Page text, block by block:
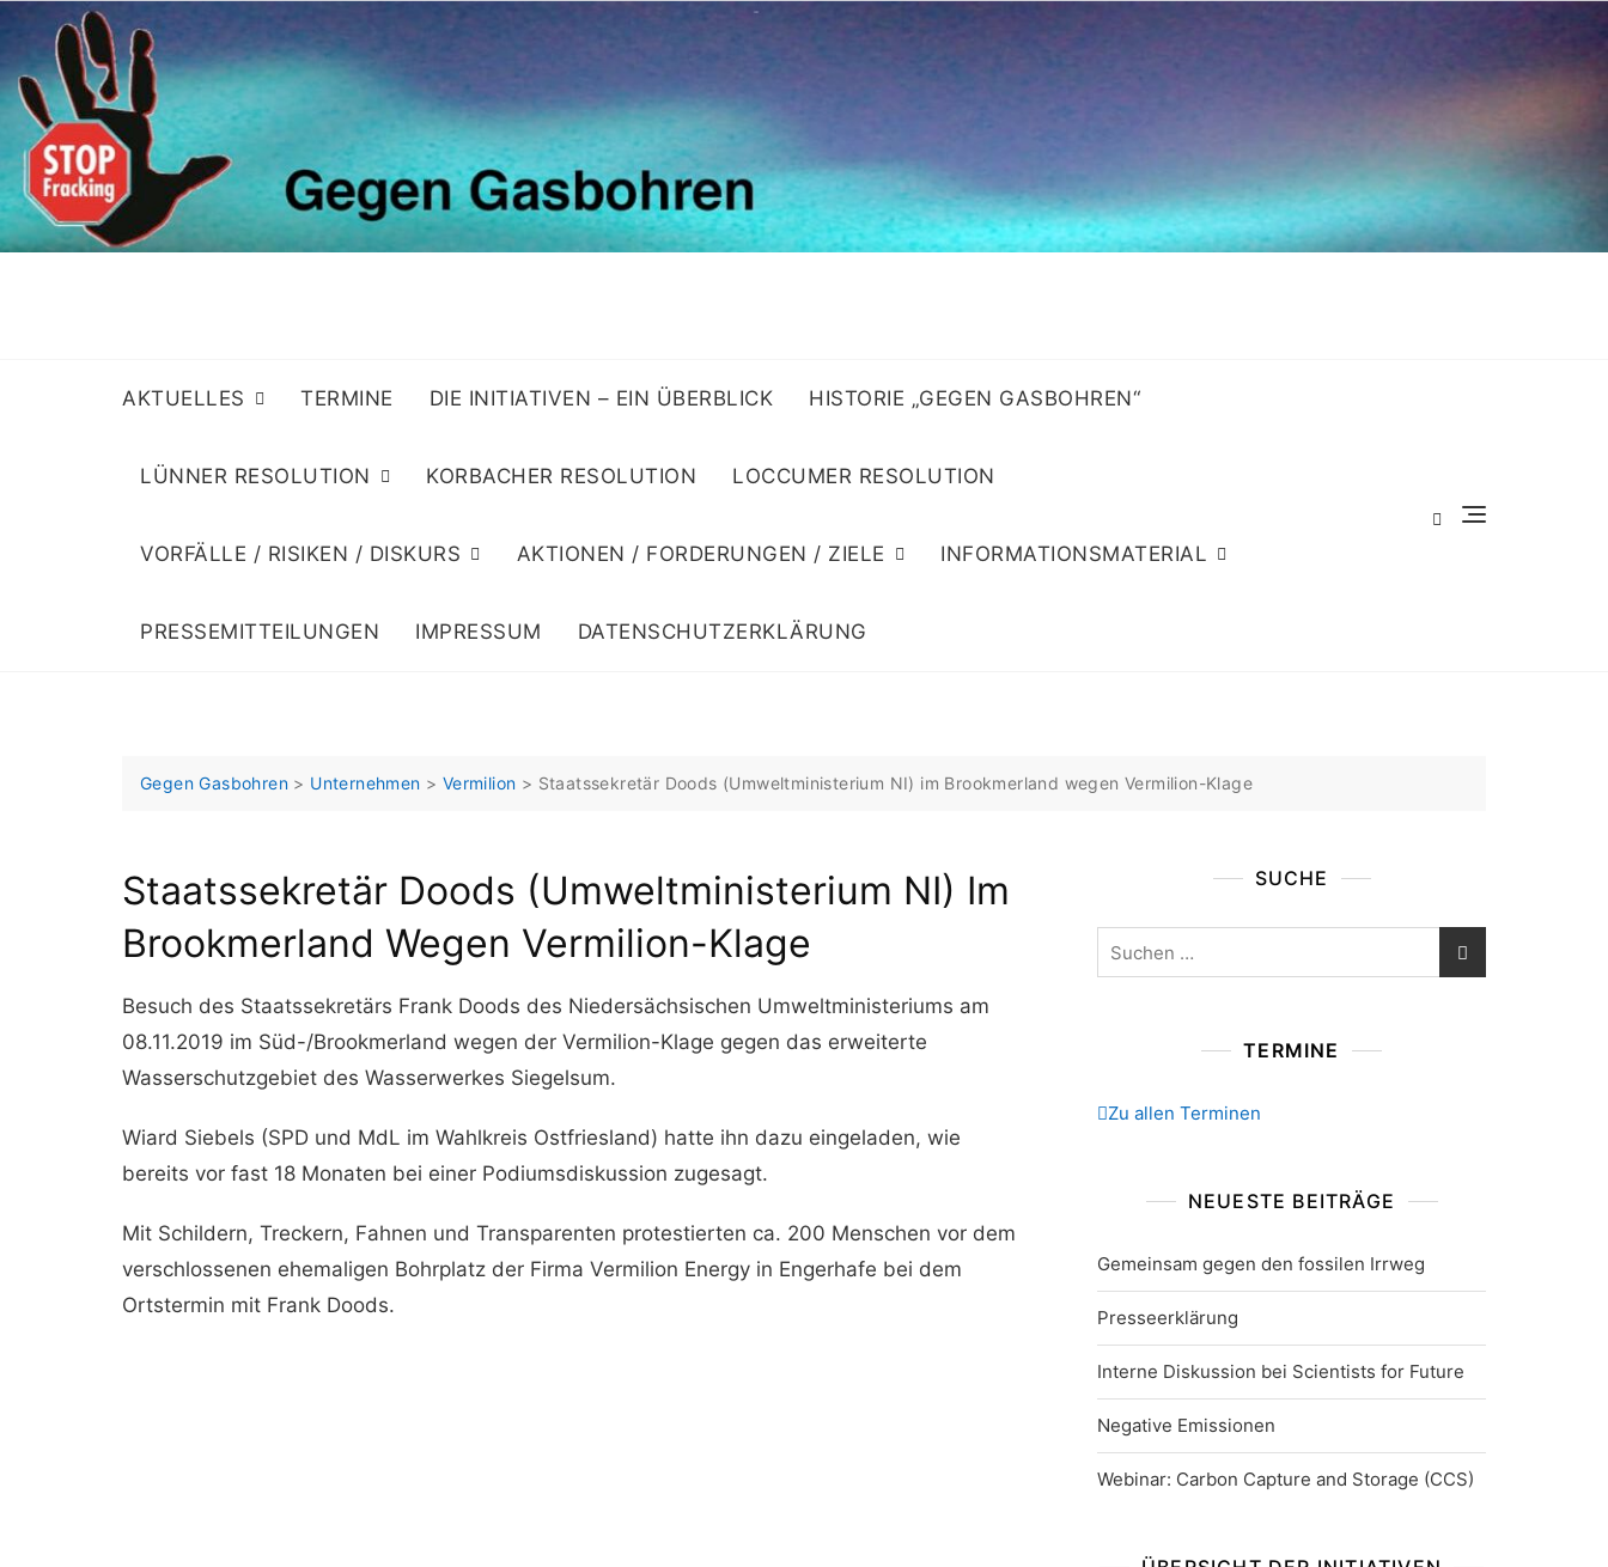
content
AKTUELLES TERMINE DIE INITIATIVEN – EIN ÜBERBLICK HISTORIE „GEGEN GASBOHREN“
LÜNNER RESOLUTION KORBACHER RESOLUTION LOCCUMER RESOLUTION
VORFÄLLE / RISIKEN / DISKURS AKTIONEN / FORDERUNGEN / ZIELE INFORMATIONSMATERIAL
PRESSEMITTEILUNGEN IMPRESSUM DATENSCHUTZERKLÄRUNG
Gegen Gasbohren > Unternehmen > Vermilion > Staatssekretär Doods (Umweltministerium NI) im Brookmerland wegen Vermilion-Klage
Staatssekretär Doods (Umweltministerium NI) Im
Brookmerland Wegen Vermilion-Klage
Besuch des Staatssekretärs Frank Doods des Niedersächsischen Umweltministeriums am
08.11.2019 im Süd-/Brookmerland wegen der Vermilion-Klage gegen das erweiterte
Wasserschutzgebiet des Wasserwerkes Siegelsum.
Wiard Siebels (SPD und MdL im Wahlkreis Ostfriesland) hatte ihn dazu eingeladen, wie
bereits vor fast 18 Monaten bei einer Podiumsdiskussion zugesagt.
Mit Schildern, Treckern, Fahnen und Transparenten protestierten ca. 200 Menschen vor dem
verschlossenen ehemaligen Bohrplatz der Firma Vermilion Energy in Engerhafe bei dem
Ortstermin mit Frank Doods.
SUCHE
TERMINE
Zu allen Terminen
NEUESTE BEITRÄGE
Gemeinsam gegen den fossilen Irrweg
Presseerklärung
Interne Diskussion bei Scientists for Future
Negative Emissionen
Webinar: Carbon Capture and Storage (CCS)